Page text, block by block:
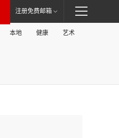
注册免费邮箱
本地 健康 艺术